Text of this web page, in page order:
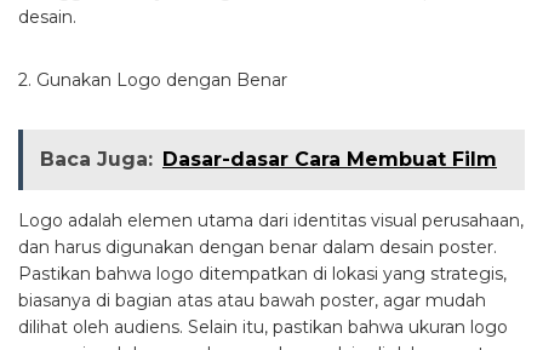
desain.
2. Gunakan Logo dengan Benar
Baca Juga: Dasar-dasar Cara Membuat Film
Logo adalah elemen utama dari identitas visual perusahaan,
dan harus digunakan dengan benar dalam desain poster.
Pastikan bahwa logo ditempatkan di lokasi yang strategis,
biasanya di bagian atas atau bawah poster, agar mudah
dilihat oleh audiens. Selain itu, pastikan bahwa ukuran logo